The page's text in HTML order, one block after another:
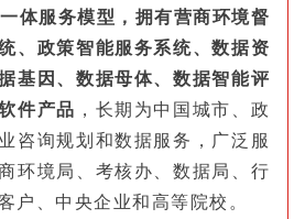
体服务模型，拥有营商环境督
、政策智能服务系统、数据资
基因、数据母体、数据智能评
件产品 ，长期为中国城市、政
咨询规划和数据服务，广泛服
环境局、考核办、数据局、行
户、中央企业和高等院校。